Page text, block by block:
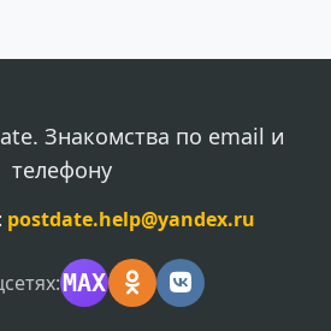
Знакомства по email и
телефону
postdate.help@yandex.ru
MAX